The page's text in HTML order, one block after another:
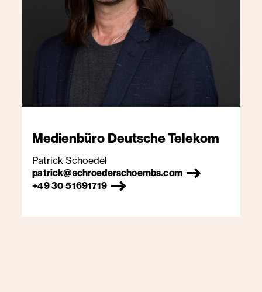
Medienbüro Deutsche Telekom
Patrick Schoedel
patrick@schroederschoembs.com
+49 30 51691719